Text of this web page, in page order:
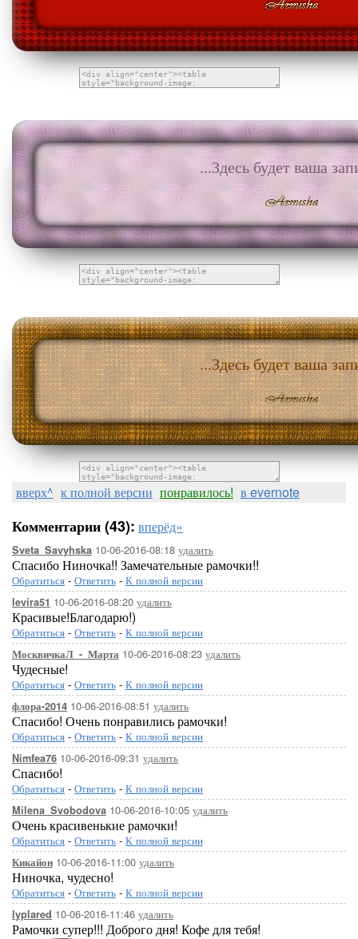
...Здесь будет ваша
...Здесь будет ваша
вверх^ к полной версии понравилось! в evernote
Комментарии (43): вперёд»
Sveta_Savyhska 10-06-2016-08:18 удалить
Спасибо Ниночка!! Замечательные рамочки!!
Обратиться - Ответить - К полной версии
levira51 10-06-2016-08:20 удалить
Красивые!Благодарю!)
Обратиться - Ответить - К полной версии
МосквичкаЛ_-_Марта 10-06-2016-08:23 удалить
Чудесные!
Обратиться - Ответить - К полной версии
флора-2014 10-06-2016-08:51 удалить
Спасибо! Очень понравились рамочки!
Обратиться - Ответить - К полной версии
Nimfea76 10-06-2016-09:31 удалить
Спасибо!
Обратиться - Ответить - К полной версии
Milena_Svobodova 10-06-2016-10:05 удалить
Очень красивенькие рамочки!
Обратиться - Ответить - К полной версии
Кикайон 10-06-2016-11:00 удалить
Ниночка, чудесно!
Обратиться - Ответить - К полной версии
lyplared 10-06-2016-11:46 удалить
Рамочки супер!!! Доброго дня! Кофе для тебя!